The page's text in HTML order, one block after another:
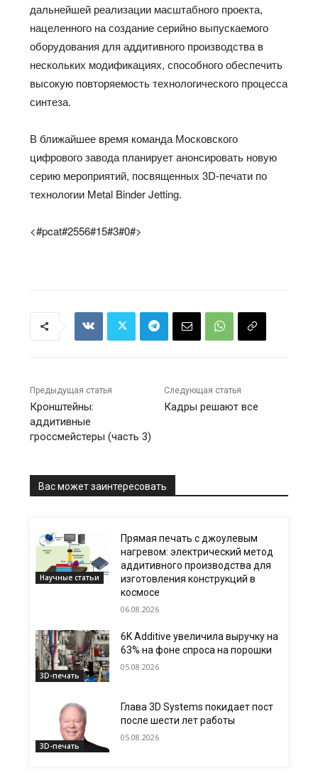
дальнейшей реализации масштабного проекта,
нацеленного на создание серийно выпускаемого
оборудования для аддитивного производства в
нескольких модификациях, способного обеспечить
высокую повторяемость технологического процесса
синтеза.
В ближайшее время команда Московского
цифрового завода планирует анонсировать новую
серию мероприятий, посвященных 3D-печати по
технологии Metal Binder Jetting.
<#pcat#2556#15#3#0#>
Предыдущая статья
Кронштейны:
аддитивные
гроссмейстеры (часть 3)
Следующая статья
Кадры решают все
Вас может заинтересовать
Научные статьи
Прямая печать с джоулевым
нагревом: электрический метод
аддитивного производства для
изготовления конструкций в
космосе
06.08.2026
3D-печать
6K Additive увеличила выручку на
63% на фоне спроса на порошки
05.08.2026
3D-печать
Глава 3D Systems покидает пост
после шести лет работы
05.08.2026